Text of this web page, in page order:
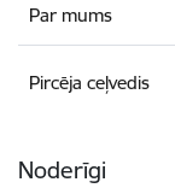
Par mums
Pircēja ceļvedis
Noderīgi